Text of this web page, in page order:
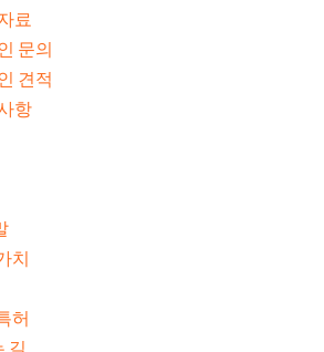
료
문의
견적
항
치
허
길